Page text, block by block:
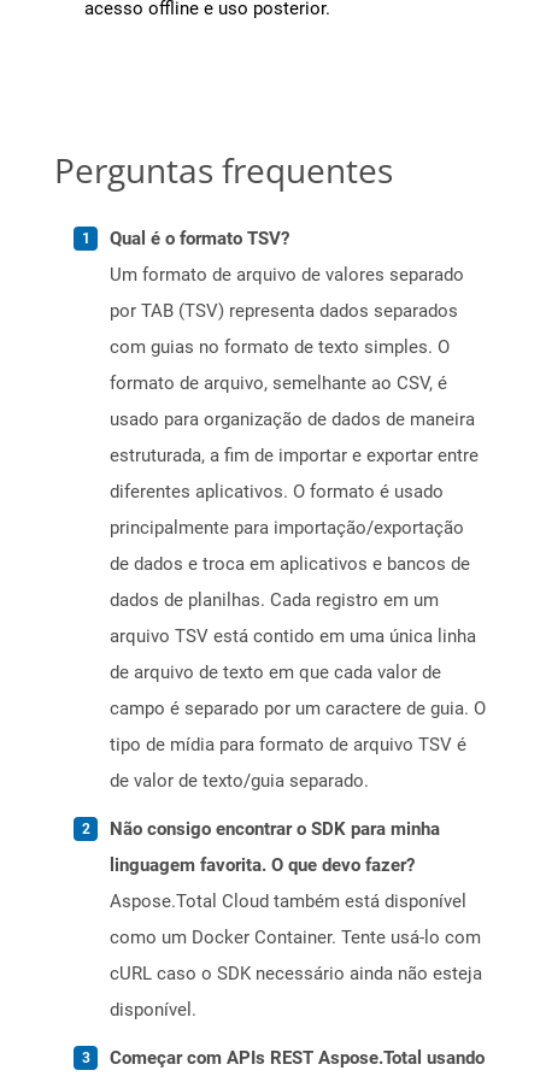
acesso offline e uso posterior.
Perguntas frequentes
Qual é o formato TSV?
Um formato de arquivo de valores separado
por TAB (TSV) representa dados separados
com guias no formato de texto simples. O
formato de arquivo, semelhante ao CSV, é
usado para organização de dados de maneira
estruturada, a fim de importar e exportar entre
diferentes aplicativos. O formato é usado
principalmente para importação/exportação
de dados e troca em aplicativos e bancos de
dados de planilhas. Cada registro em um
arquivo TSV está contido em uma única linha
de arquivo de texto em que cada valor de
campo é separado por um caractere de guia. O
tipo de mídia para formato de arquivo TSV é
de valor de texto/guia separado.
Não consigo encontrar o SDK para minha
linguagem favorita. O que devo fazer?
Aspose.Total Cloud também está disponível
como um Docker Container. Tente usá-lo com
cURL caso o SDK necessário ainda não esteja
disponível.
Começar com APIs REST Aspose.Total usando